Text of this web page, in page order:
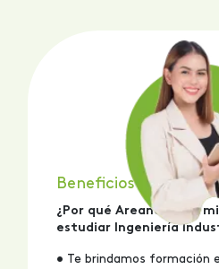
Beneficios del
¿Por qué Areandina es
estudiar Ingeniería
• Te brindamos formación